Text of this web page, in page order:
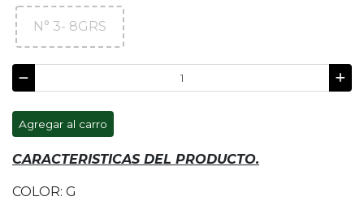
N° 3- 8GRS
Agregar al carro
CARACTERISTICAS DEL PRODUCTO.
COLOR: G